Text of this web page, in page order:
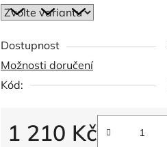
Dostupnost
Možnosti doručení
Kód:
1 210 Kč